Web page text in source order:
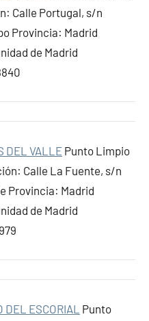
Calle Portugal, s/n
Provincia: Madrid
de Madrid
DEL VALLE Punto Limpio
Calle La Fuente, s/n
Provincia: Madrid
de Madrid
ESCORIAL Punto